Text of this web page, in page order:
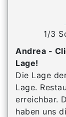
1/3
Andrea -
Lage!
Die Lage
Lage.
erreichbar.
haben uns